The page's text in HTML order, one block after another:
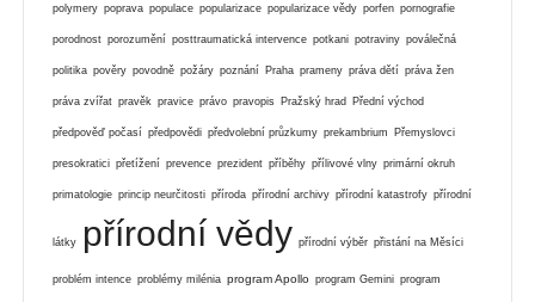
polymery poprava populace popularizace popularizace vědy porfen pornografie
porodnost porozumění posttraumatická intervence potkani potraviny poválečná
politika pověry povodně požáry poznání Praha prameny práva dětí práva žen
práva zvířat pravěk pravice právo pravopis Pražský hrad Přední východ
předpověď počasí předpovědi předvolební průzkumy prekambrium Přemyslovci
presokratici přetížení prevence prezident příběhy přílivové vlny primární okruh
primatologie princip neurčitosti příroda přírodní archivy přírodní katastrofy přírodní
látky přírodní vědy přírodní výběr přistání na Měsíci
problém intence problémy milénia program Apollo program Gemini program